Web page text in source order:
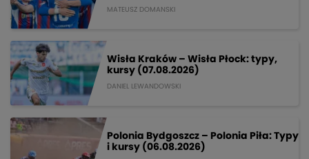
MATEUSZ DOMANSKI
Wisła Kraków – Wisła Płock: typy,
kursy (07.08.2026)
DANIEL LEWANDOWSKI
Polonia Bydgoszcz – Polonia Piła: Typy
i kursy (06.08.2026)